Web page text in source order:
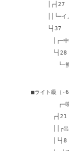
│┌┤27
││└─イノホ
└┤37
│┌─中川
└┤28
└─熊谷 健
■ライト級（-
┌─咲間 宣
┌┤21
││┌出合 淳
│└┤8